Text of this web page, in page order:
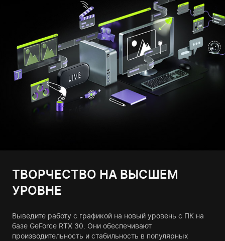
ТВОРЧЕСТВО НА ВЫСШЕМ
УРОВНЕ
Выведите работу с графикой на новый уровень с ПК на
базе GeForce RTX 30. Они обеспечивают
производительность и стабильность в популярных